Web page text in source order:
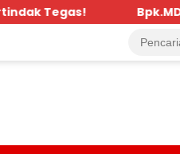
Bantu Rp.10 Juta,